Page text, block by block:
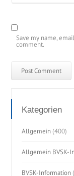
Save my name,
comment.
Kategorien
Allgemein (400)
Allgemein BVSK-
BVSK-Information